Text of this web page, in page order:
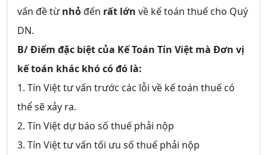
vấn đề từnhỏđến rất lớn về kế toán thuế cho Quý
DN.
B/ Điểm đặc biệt của Kế Toán Tín Việt mà Đơn vị
kế toán khác khó có đó là:
1. Tín Việt tư vấn trước các lỗi về kế toán thuế có
thể sẽ xảy ra.
2. Tín Việt dự báo số thuế phải nộp
3. Tín Việt tư vấn tối ưu số thuế phải nộp